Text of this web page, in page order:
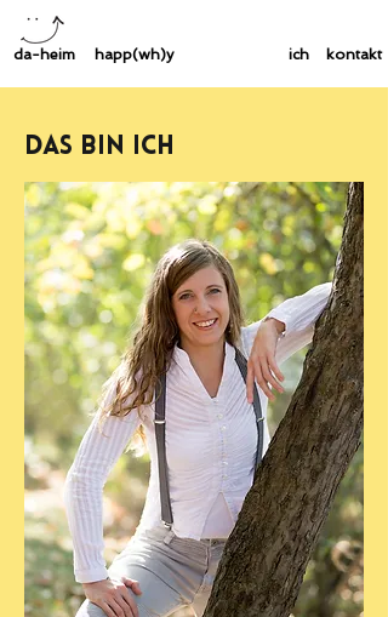
da-heim happ(wh)y ich kontakt
Das bin ich